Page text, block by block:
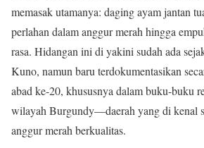
memasak utamanya: daging ayam jantan
perlahan dalam anggur merah hingga
rasa. Hidangan ini di yakini sudah ada
Kuno, namun baru terdokumentasikan
abad ke-20, khususnya dalam buku-buku
wilayah Burgundy—daerah yang di kenal
anggur merah berkualitas.